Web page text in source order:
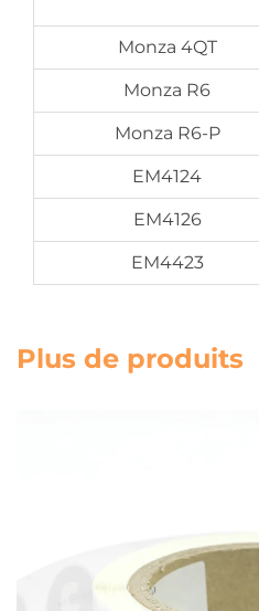
Monza 4QT
Monza R6
Monza R6-P
EM4124
EM4126
EM4423
Plus de produits